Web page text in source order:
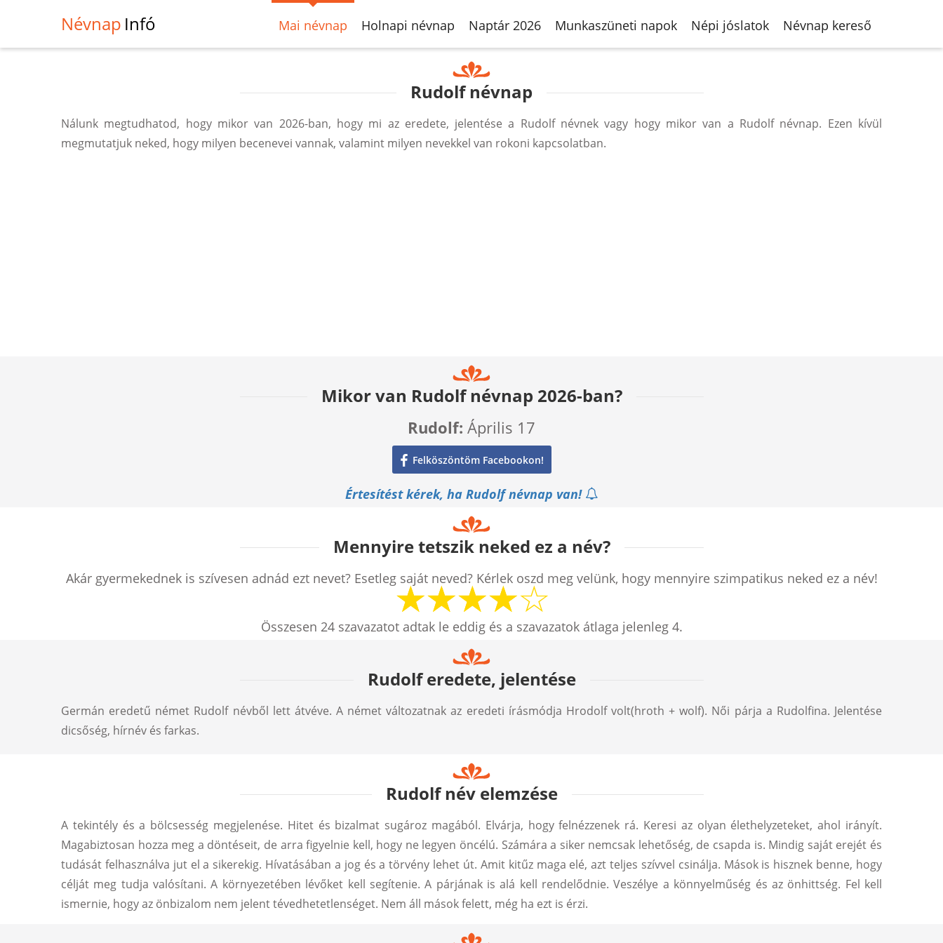
Névnap Infó Mai névnap Holnapi névnap Naptár 2026 Munkaszüneti napok Népi jóslatok Névnap kereső
Rudolf névnap
Nálunk megtudhatod, hogy mikor van 2026-ban, hogy mi az eredete, jelentése a Rudolf névnek vagy hogy mikor van a Rudolf névnap. Ezen kívül
megmutatjuk neked, hogy milyen becenevei vannak, valamint milyen nevekkel van rokoni kapcsolatban.
Mikor van Rudolf névnap 2026-ban?
Rudolf: Április 17
Felköszöntöm Facebookon!
Értesítést kérek, ha Rudolf névnap van!
Mennyire tetszik neked ez a név?
Akár gyermekednek is szívesen adnád ezt nevet? Esetleg saját neved? Kérlek oszd meg velünk, hogy mennyire szimpatikus neked ez a név!
Összesen 24szavazatot adtak le eddig és a szavazatok átlaga jelenleg 4.
Rudolf eredete, jelentése
Germán eredetű német Rudolf névből lett átvéve. A német változatnak az eredeti írásmódja Hrodolf volt(hroth + wolf). Női párja a Rudolfina. Jelentése
dicsőség, hírnév és farkas.
Rudolf név elemzése
A tekintély és a bölcsesség megjelenése. Hitet és bizalmat sugároz magából. Elvárja, hogy felnézzenek rá. Keresi az olyan élethelyzeteket, ahol irányít.
Magabiztosan hozza meg a döntéseit, de arra figyelnie kell, hogy ne legyen öncélú. Számára a siker nemcsak lehetőség, de csapda is. Mindig saját erejét és
tudását felhasználva jut el a sikerekig. Hívatásában a jog és a törvény lehet út. Amit kitűz maga elé, azt teljes szívvel csinálja. Mások is hisznek benne, hogy
célját meg tudja valósítani. A környezetében lévőket kell segítenie. A párjának is alá kell rendelődnie. Veszélye a könnyelműség és az önhittség. Fel kell
ismernie, hogy az önbizalom nem jelent tévedhetetlenséget. Nem áll mások felett, még ha ezt is érzi.